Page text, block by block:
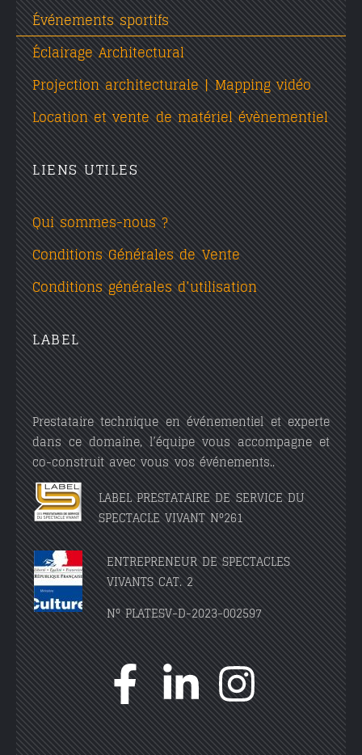
Événements sportifs
Éclairage Architectural
Projection architecturale | Mapping vidéo
Location et vente de matériel évènementiel
LIENS UTILES
Qui sommes-nous ?
Conditions Générales de Vente
Conditions générales d’utilisation
LABEL
Prestataire technique en événementiel et experte
dans ce domaine, l’équipe vous accompagne et
co-construit avec vous vos événements..
LABEL PRESTATAIRE DE SERVICE DU
SPECTACLE VIVANT N°261
ENTREPRENEUR DE SPECTACLES
VIVANTS CAT. 2
N° PLATESV-D-2023-002597